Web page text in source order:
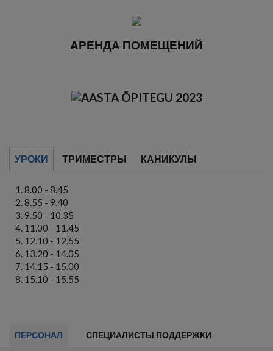
АРЕНДА ПОМЕЩЕНИЙ
УРОКИ ТРИМЕСТРЫ КАНИКУЛЫ
8.00 - 8.45
8.55 - 9.40
9.50 - 10.35
11.00 - 11.45
12.10 - 12.55
13.20 - 14.05
14.15 - 15.00
15.10 - 15.55
ПЕРСОНАЛ СПЕЦИАЛИСТЫ ПОДДЕРЖКИ